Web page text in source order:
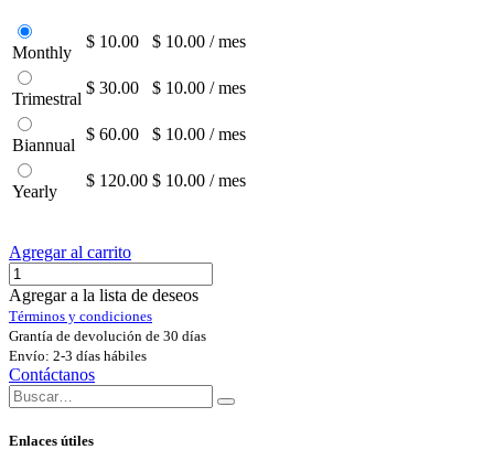
Monthly
$ 10.00 $ 10.00 / mes
Trimestral
$ 30.00 $ 10.00 / mes
Biannual
$ 60.00 $ 10.00 / mes
Yearly
$ 120.00 $ 10.00 / mes
Agregar al carrito
Agregar a la lista de deseos
Términos y condiciones
Grantía de devolución de 30 días
Envío: 2-3 días hábiles
Contáctanos
Enlaces útiles